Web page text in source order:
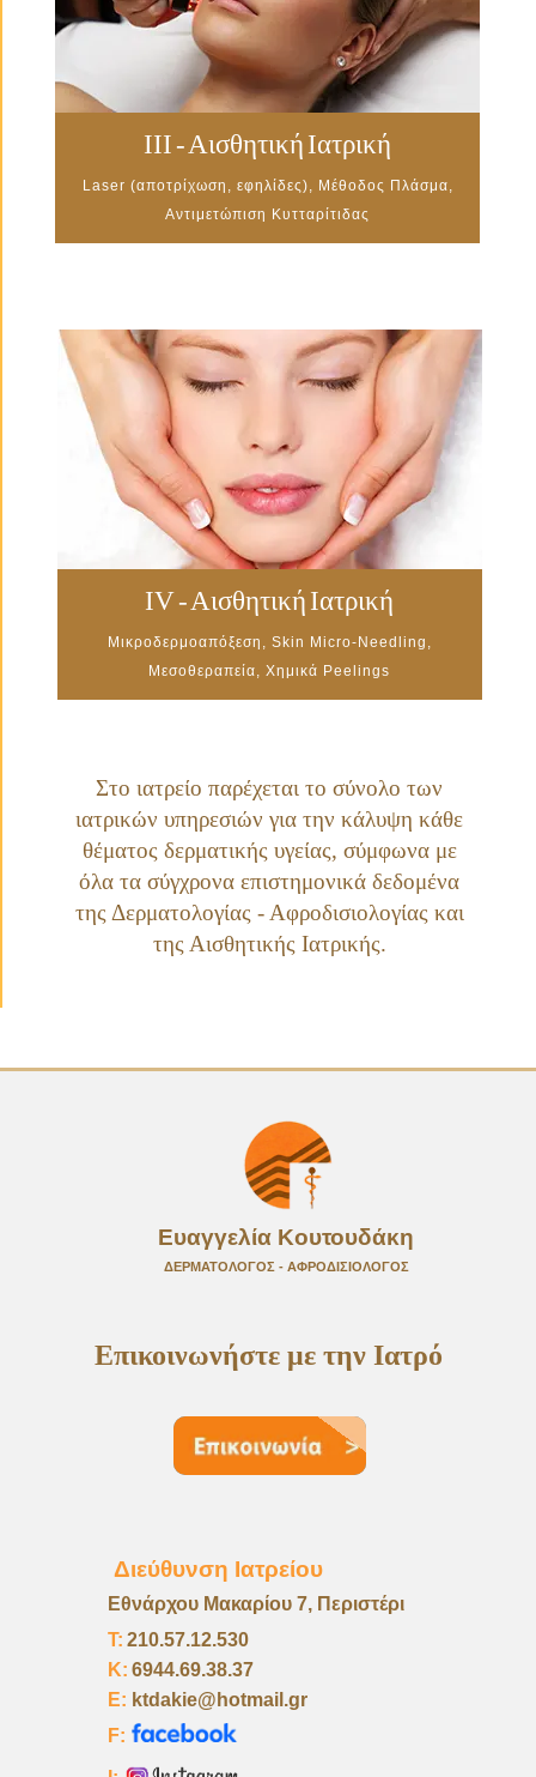
III - Αισθητική Ιατρική
Laser (αποτρίχωση, εφηλίδες), Μέθοδος Πλάσμα,
Αντιμετώπιση Κυτταρίτιδας
IV - Αισθητική Ιατρική
Μικροδερμοαπόξεση, Skin Micro-Needling,
Μεσοθεραπεία, Χημικά Peelings
Στο ιατρείο παρέχεται το σύνολο των
ιατρικών υπηρεσιών για την κάλυψη κάθε
θέματος δερματικής υγείας, σύμφωνα με
όλα τα σύγχρονα επιστημονικά δεδομένα
της Δερματολογίας - Αφροδισιολογίας και
της Αισθητικής Ιατρικής.
Ευαγγελία Κουτουδάκη
ΔΕΡΜΑΤΟΛΟΓΟΣ - ΑΦΡΟΔΙΣΙΟΛΟΓΟΣ
Επικοινωνήστε με την Ιατρό
Διεύθυνση Ιατρείου
Εθνάρχου Μακαρίου 7, Περιστέρι
Τ: 210.57.12.530
K: 6944.69.38.37
E: ktdakie@hotmail.gr
F: